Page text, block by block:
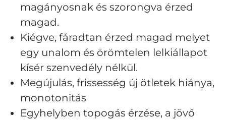
magányosnak és szorongva érzed
magad.
Kiégve, fáradtan érzed magad melyet
egy unalom és örömtelen lelkiállapot
kísér szenvedély nélkül.
Megújulás, frissesség új ötletek hiánya,
monotonitás
Egyhelyben topogás érzése, a jövő